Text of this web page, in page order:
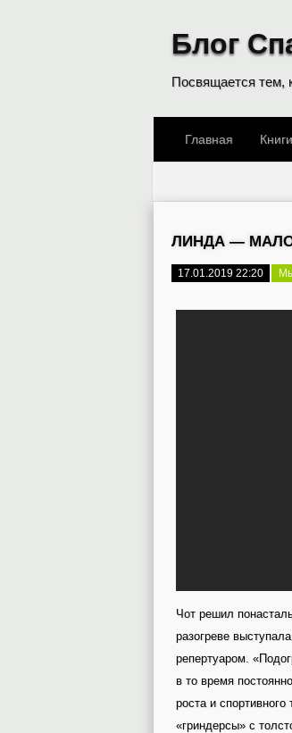
Блог
Посвящается тем,
Главная Книги
ЛИНДА —
17.01.2019 22:20
Чот решил
разогреве
репертуаром.
в то время
роста и
«гриндерсы» с